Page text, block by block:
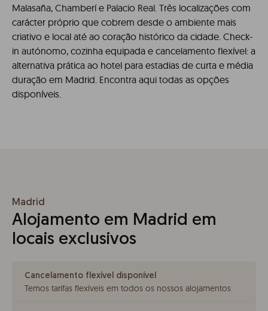
Malasaña, Chamberí e Palacio Real. Três localizações com
carácter próprio que cobrem desde o ambiente mais
criativo e local até ao coração histórico da cidade. Check-
in autónomo, cozinha equipada e cancelamento flexível: a
alternativa prática ao hotel para estadias de curta e média
duração em Madrid. Encontra aqui todas as opções
disponíveis.
Madrid
Alojamento em Madrid em
locais exclusivos
Cancelamento flexível disponível
Temos tarifas flexíveis em todos os nossos alojamentos